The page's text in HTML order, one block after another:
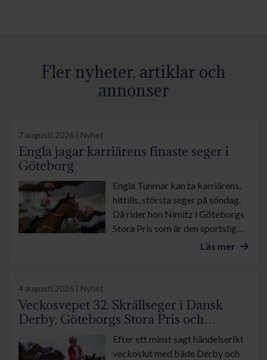
Fler nyheter, artiklar och
annonser
7 augusti 2026 | Nyhet
Engla jagar karriärens finaste seger i
Göteborg
Engla Tunmar kan ta karriärens,
hittills, största seger på söndag.
Då rider hon Nimitz i Göteborgs
Stora Pris som är den sportsliga
höjdpunkten under banans stora
Läs mer
4 augusti 2026 | Nyhet
Veckosvepet 32: Skrällseger i Dansk
Derby, Göteborgs Stora Pris och
suverän insats av Lamborghini BF
Efter ett minst sagt händelserikt
veckoslut med både Derby och